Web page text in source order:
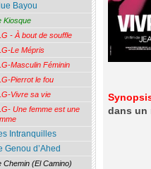
dans un
Bayou
Kiosque
- À bout de souffle
Le Mépris
Masculin Féminin
Pierrot le fou
Vivre sa vie
Une femme est une
Intranquilles
Genou d’Ahed
Chemin (El Camino)